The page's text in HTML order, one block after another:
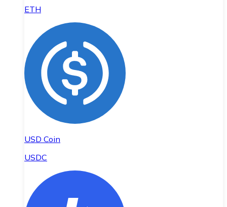
ETH
USD Coin
USDC